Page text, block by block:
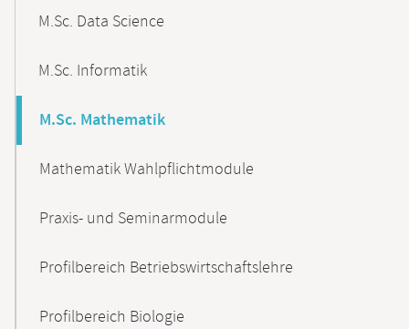
M.Sc. Data Science
M.Sc. Informatik
M.Sc. Mathematik
Mathematik Wahlpflichtmodule
Praxis- und Seminarmodule
Profilbereich Betriebswirtschaftslehre
Profilbereich Biologie